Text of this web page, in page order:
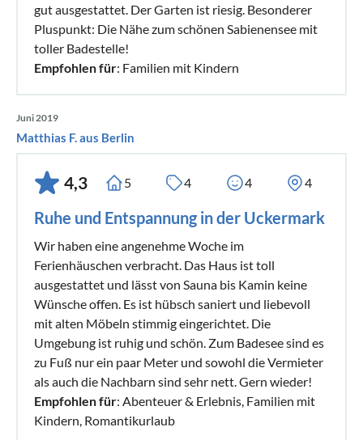
gut ausgestattet. Der Garten ist riesig. Besonderer
Pluspunkt: Die Nähe zum schönen Sabienensee mit
toller Badestelle!
Empfohlen für: Familien mit Kindern
Juni 2019
Matthias F. aus Berlin
4,3 5 4 4 4
Ruhe und Entspannung in der Uckermark
Wir haben eine angenehme Woche im
Ferienhäuschen verbracht. Das Haus ist toll
ausgestattet und lässt von Sauna bis Kamin keine
Wünsche offen. Es ist hübsch saniert und liebevoll
mit alten Möbeln stimmig eingerichtet. Die
Umgebung ist ruhig und schön. Zum Badesee sind es
zu Fuß nur ein paar Meter und sowohl die Vermieter
als auch die Nachbarn sind sehr nett. Gern wieder!
Empfohlen für: Abenteuer & Erlebnis, Familien mit
Kindern, Romantikurlaub